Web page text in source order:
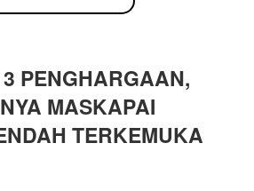
PENGHARGAAN,
MASKAPAI
TERKEMUKA